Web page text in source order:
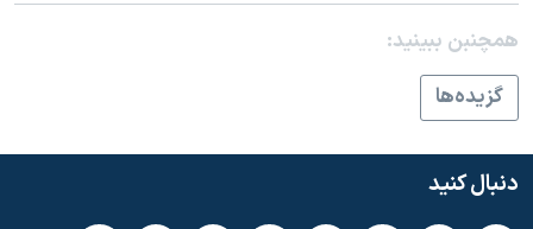
نرگس محمدی برنده جایزه نوبل صلح
همایش محافظه‌کاران آمریکا «سی‌پک»
صفحه‌های ویژه
همچنبن ببینید:
گزيده‌ها
دنبال کنید